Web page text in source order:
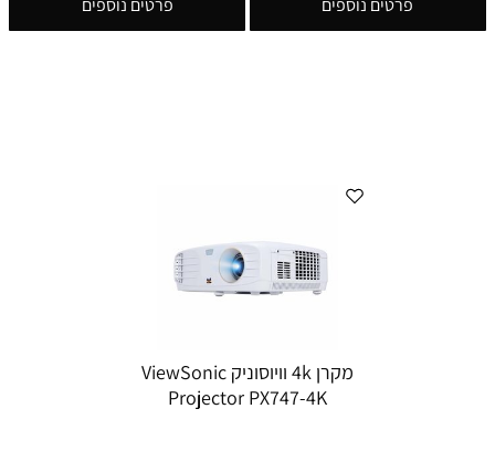
פרטים נוספים פרטים נוספים
מקרן 4k וויוסוניק ViewSonic
Projector PX747-4K